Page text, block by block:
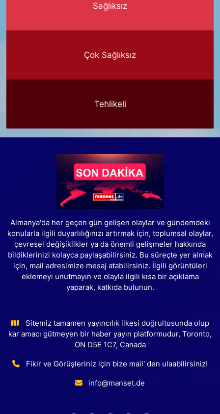
Sağlıksız
Çok Sağlıksız
Tehlikeli
Almanya'da her geçen gün gelişen olaylar ve gündemdeki
konularla ilgili duyarlılığınızı artırmak için, toplumsal olaylar,
çevresel değişiklikler ya da önemli gelişmeler hakkında
bildiklerinizi kolayca paylaşabilirsiniz. Bu süreçte yer almak
için, mail adresimize mesaj atabilirsiniz. İlgili görüntüleri
eklemeyi unutmayın ve olayla ilgili kısa bir açıklama
yaparak, katkıda bulunun.
Sitemiz tamamen yayıncılık ilkesi doğrultusunda olup
kar amacı gütmeyen bir haber yayın platformudur, Toronto,
ON D5E 1C7, Canada
Fikir ve Görüşleriniz için bize mail' den ulaabilirsiniz!
info@manset.de